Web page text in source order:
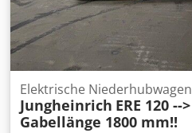
Elektrische Niederhubwagen
Jungheinrich ERE 120 -->
Gabellänge 1800 mm!!